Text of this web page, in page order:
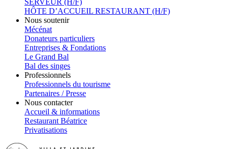
HÔTE D’ACCUEIL RESTAURANT (H/F)
Nous soutenir
Mécénat
Donateurs particuliers
Entreprises & Fondations
Le Grand Bal
Bal des singes
Professionnels
Professionnels du tourisme
Partenaires / Presse
Nous contacter
Accueil & informations
Restaurant Béatrice
Privatisations